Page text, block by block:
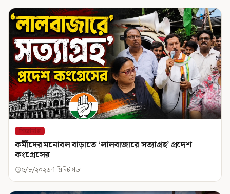
শিরোনাম
কর্মীদের মনোবল বাড়াতে ‘লালবাজারে সত্যাগ্রহ’ প্রদেশ
কংগ্রেসের
৫/৮/২০২৬ 1 মিনিট পড়া